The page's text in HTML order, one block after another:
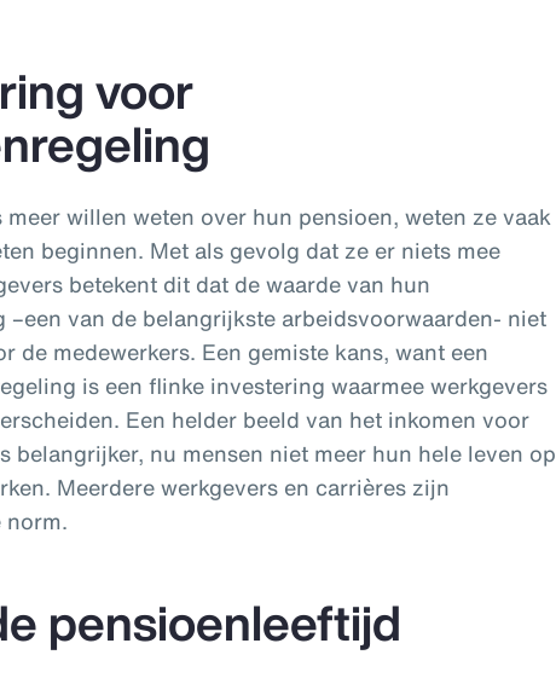
voor
meer willen weten over hun pensioen, weten ze vaak
beginnen. Met als gevolg dat ze er niets mee
betekent dit dat de waarde van hun
–een van de belangrijkste arbeidsvoorwaarden- niet
de medewerkers. Een gemiste kans, want een
is een flinke investering waarmee werkgevers
Een helder beeld van het inkomen voor
belangrijker, nu mensen niet meer hun hele leven op
Meerdere werkgevers en carrières zijn
norm.
pensioenleeftijd